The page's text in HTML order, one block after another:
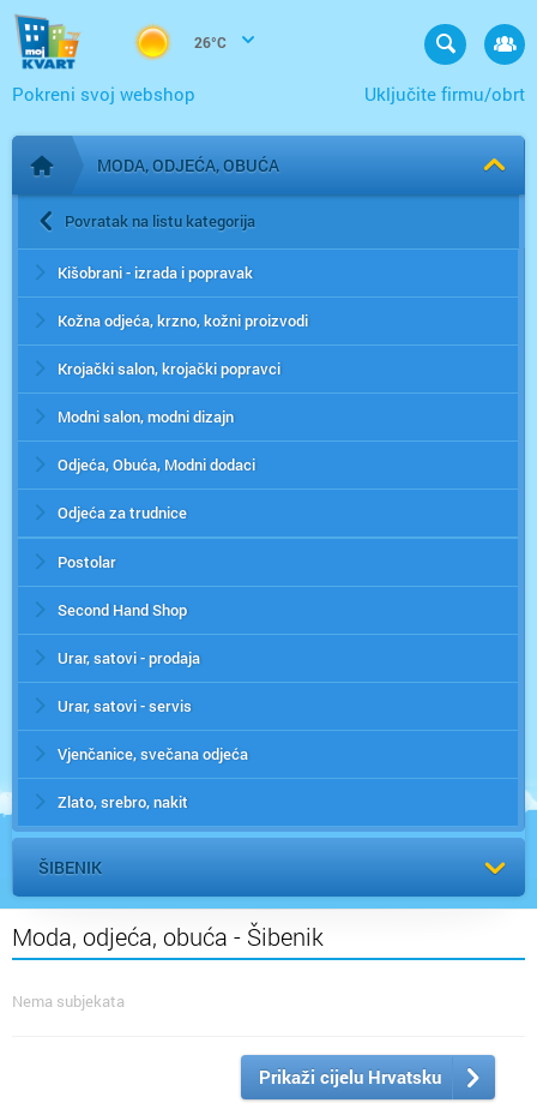
26°C
Uključite firmu/obrt
Pokreni svoj webshop
Početna stranica
MODA, ODJEĆA, OBUĆA
Povratak na listu kategorija
Kišobrani - izrada i popravak
Kožna odjeća, krzno, kožni proizvodi
Krojački salon, krojački popravci
Modni salon, modni dizajn
Odjeća, Obuća, Modni dodaci
Odjeća za trudnice
Postolar
Second Hand Shop
Urar, satovi - prodaja
Urar, satovi - servis
Vjenčanice, svečana odjeća
Zlato, srebro, nakit
ŠIBENIK
Moda, odjeća, obuća - Šibenik
Nema subjekata
Prikaži cijelu Hrvatsku